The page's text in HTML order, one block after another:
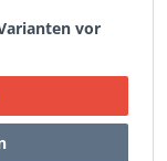
vor